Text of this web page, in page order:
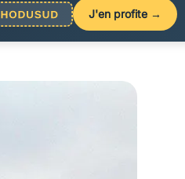
J'en profite →